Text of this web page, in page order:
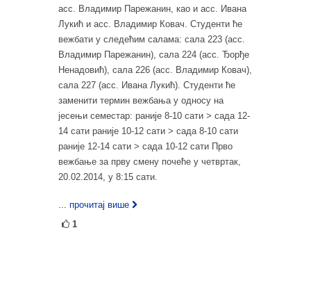
асс. Владимир Парежанин, као и асс. Ивана
Лукић и асс. Владимир Ковач. Студенти ће
вежбати у следећим салама: сала 223 (асс.
Владимир Парежанин), сала 224 (асс. Ђорђе
Ненадовић), сала 226 (асс. Владимир Ковач),
сала 227 (асс. Ивана Лукић). Студенти ће
заменити термин вежбања у односу на
јесењи семестар: раније 8-10 сати > сада 12-
14 сати раније 10-12 сати > сада 8-10 сати
раније 12-14 сати > сада 10-12 сати Прво
вежбање за прву смену почеће у четвртак,
20.02.2014, у 8:15 сати.
... прочитај више
1